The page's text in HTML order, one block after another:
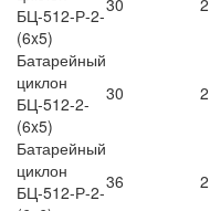
БЦ-512-Р-2-
(6x5)
30 2
Батарейный
циклон
БЦ-512-2-
(6x5)
30 2
Батарейный
циклон
БЦ-512-Р-2-36 2